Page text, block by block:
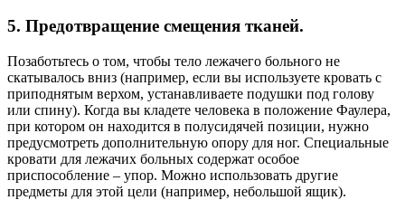
5. Предотвращение смещения тканей.
Позаботьтесь о том, чтобы тело лежачего больного не
скатывалось вниз (например, если вы используете кровать с
приподнятым верхом, устанавливаете подушки под голову
или спину). Когда вы кладете человека в положение Фаулера,
при котором он находится в полусидячей позиции, нужно
предусмотреть дополнительную опору для ног. Специальные
кровати для лежачих больных содержат особое
приспособление – упор. Можно использовать другие
предметы для этой цели (например, небольшой ящик).